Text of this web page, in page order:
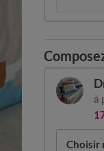
Choisir
à